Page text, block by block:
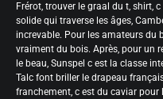
Frérot, trouver le graal du t, shirt,
solide qui traverse les âges,
increvable. Pour les amateurs du
vraiment du bois. Après, pour un
le beau, Sunspel c est la classe
Talc font briller le drapeau
franchement, c est du caviar pour